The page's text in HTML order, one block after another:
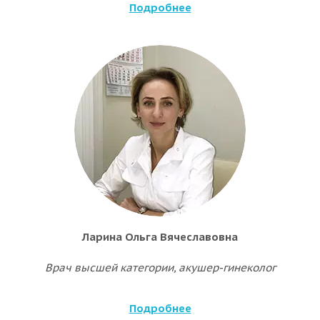
Подробнее
Ларина Ольга Вячеславовна
Врач высшей категории, акушер-гинеколог
Подробнее